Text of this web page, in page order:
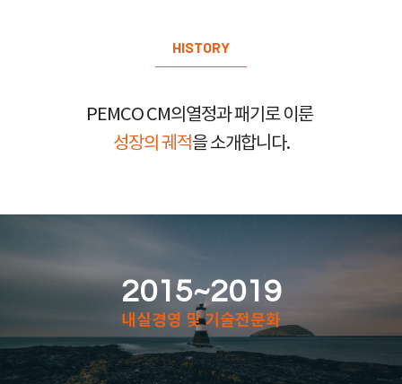
HISTORY
PEMCO CM의열정과 패기로 이룬
성장의 궤적을 소개합니다.
2015~2019
내실경영 및 기술전문화